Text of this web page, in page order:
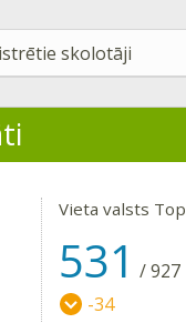
skolotāji
Vieta valsts Top
531 /927
-34